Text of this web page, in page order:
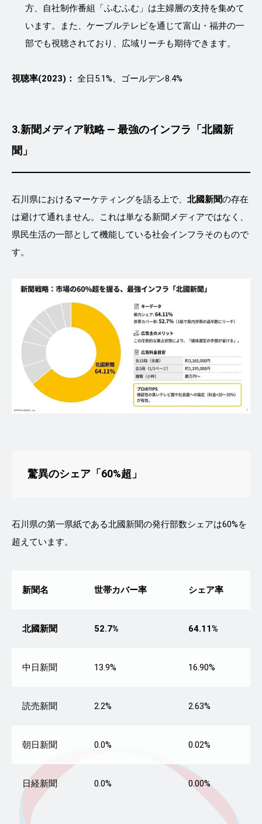
方、自社制作番組「ふむふむ」は主婦層の支持を集めて
います。また、ケーブルテレビを通じて富山・福井の一
部でも視聴されており、広域リーチも期待できます。
視聴率(2023)： 全日5.1%、ゴールデン8.4%
3.新聞メディア戦略 ― 最強のインフラ「北國新
聞」
石川県におけるマーケティングを語る上で、 北國新聞の存在
は避けて通れません。これは単なる新聞メディアではなく、
県民生活の一部として機能している社会インフラそのもので
す。
驚異のシェア「60%超」
石川県の第一県紙である北國新聞の発行部数シェアは60%を
超えています。
新聞名 世帯カバー率 シェア率
北國新聞 52.7% 64.11%
中日新聞 13.9% 16.90%
読売新聞 2.2% 2.63%
朝日新聞 0.0% 0.02%
日経新聞 0.0% 0.00%